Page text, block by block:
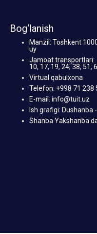
Bog‘lanish
Manzil: Toshkent
uy
Jamoat transportlari:
10, 17, 19, 24, 38, 51,
Virtual qabulxona
Telefon: +998 71 238
E-mail: info@tuit.uz
Ish grafigi: Dushanba
Shanba Yakshanba